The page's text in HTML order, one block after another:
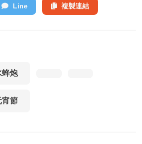
Line 複製連結
蜂炮
宵節